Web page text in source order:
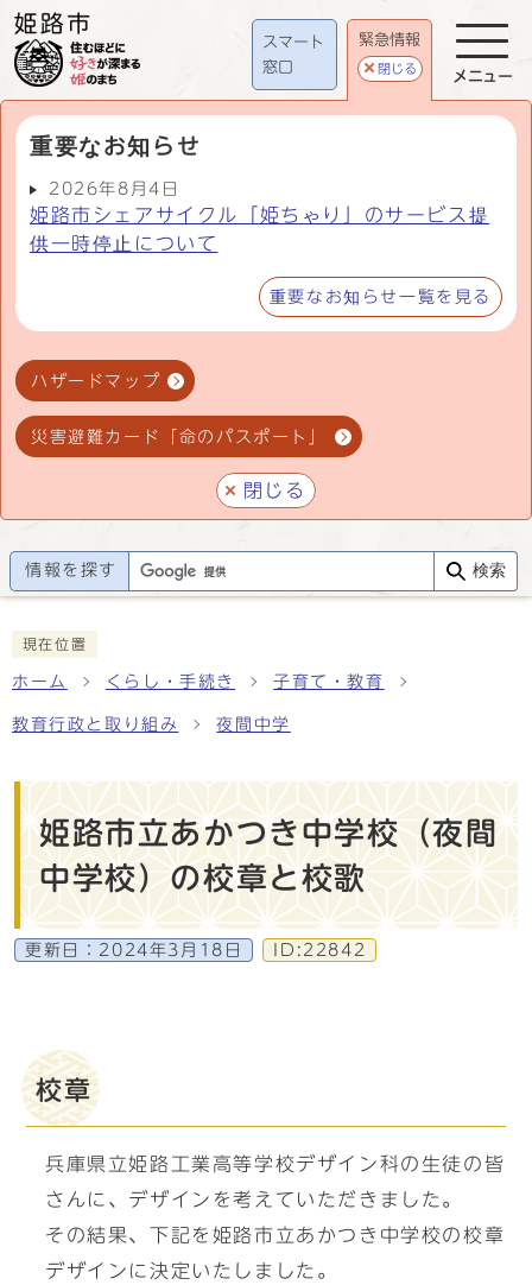
スマート
窓口
緊急情報
閉じる
重要なお知らせ
2026年8月4日
姫路市シェアサイクル「姫ちゃり」のサービス提
供一時停止について
重要なお知らせ一覧を見る
ハザードマップ
災害避難カード「命のパスポート」
閉じる
メニュー
情報を探す 検索
現在位置
ホーム くらし・手続き 子育て・教育
教育行政と取り組み 夜間中学
姫路市立あかつき中学校（夜間
中学校）の校章と校歌
更新日： 2024年3月18日 ID:22842
校章
兵庫県立姫路工業高等学校デザイン科の生徒の皆
さんに、デザインを考えていただきました。
その結果、下記を姫路市立あかつき中学校の校章
デザインに決定いたしました。